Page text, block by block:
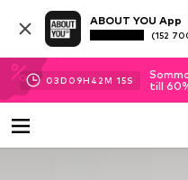
ABOUT YOU App
(152
03D 09H 42M 13S
till